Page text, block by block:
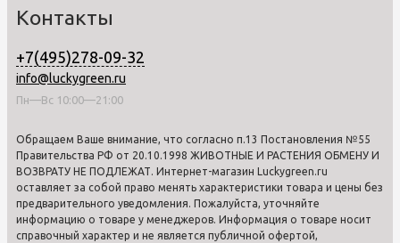
Контакты
+7(495)278-09-32
info@luckygreen.ru
Пн—Вс 10:00—21:00
Обращаем Ваше внимание, что согласно п.13 Постановления №55
Правительства РФ от 20.10.1998 ЖИВОТНЫЕ И РАСТЕНИЯ ОБМЕНУ И
ВОЗВРАТУ НЕ ПОДЛЕЖАТ. Интернет-магазин Luckygreen.ru
оставляет за собой право менять характеристики товара и цены без
предварительного уведомления. Пожалуйста, уточняйте
информацию о товаре у менеджеров. Информация о товаре носит
справочный характер и не является публичной офертой,